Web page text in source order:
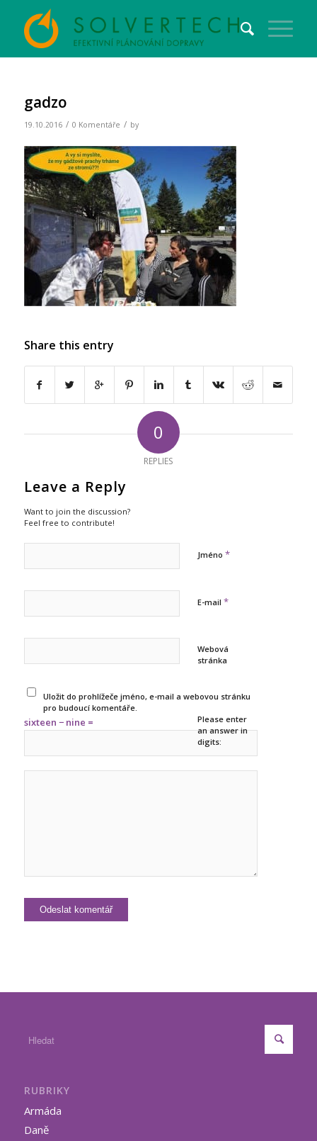
gadzo
19.10.2016 / 0 Komentáře / by
Share this entry
0
REPLIES
Leave a Reply
Want to join the discussion?
Feel free to contribute!
Jméno *
E-mail *
Webová
stránka
Uložit do prohlížeče jméno, e-mail a webovou stránku
pro budoucí komentáře.
Please enter
an answer in
digits:
sixteen − nine =
RUBRIKY
Armáda
Daně